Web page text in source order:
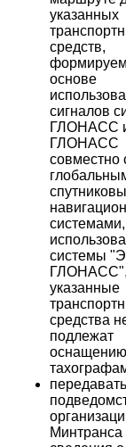
указанных
средств,
основе
сигналов
ГЛОНАСС
ГЛОНАСС
совместно
системы
ГЛОНАСС",
указанные
средства
подлежат
оснащению
Минтранса